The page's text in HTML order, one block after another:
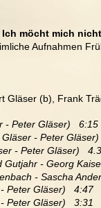
Ich möcht mich
Aufnahmen
Gläser (b), Frank
- Peter Gläser)   6:15
- Peter
- Peter Gläser)
Gutjahr - Georg
- Sascha
Peter Gläser)   4:47
Peter Gläser)   3:31